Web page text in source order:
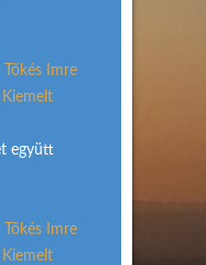
Imre
együtt
Imre